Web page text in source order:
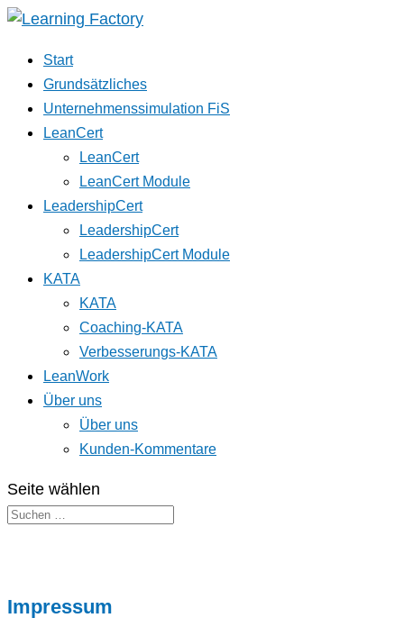
Start
Grundsätzliches
Unternehmenssimulation FiS
LeanCert
LeanCert
LeanCert Module
LeadershipCert
LeadershipCert
LeadershipCert Module
KATA
KATA
Coaching-KATA
Verbesserungs-KATA
LeanWork
Über uns
Über uns
Kunden-Kommentare
Seite wählen
Impressum